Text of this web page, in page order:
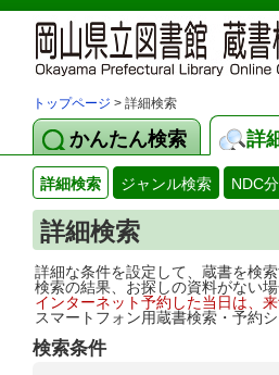
トップページ > 詳細検索
かんたん検索 詳
詳細検索 ジャンル検索 NDC
詳細検索
詳細な条件を設定して、蔵書を検索
検索の結果、お探しの資料がない
インターネット予約した当日は、
スマートフォン用蔵書検索・予約
検索条件